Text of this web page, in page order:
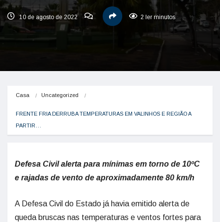
10 de agosto de 2022 2 ler minutos
Casa Uncategorized
FRENTE FRIA DERRUBA TEMPERATURAS EM VALINHOS E REGIÃO A
PARTIR…
Defesa Civil alerta para mínimas em torno de 10ºC
e rajadas de vento de aproximadamente 80 km/h
A Defesa Civil do Estado já havia emitido alerta de
queda bruscas nas temperaturas e ventos fortes para